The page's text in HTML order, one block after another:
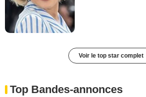
Voir le top star complet
Top Bandes-annonces